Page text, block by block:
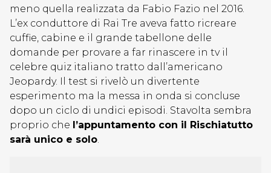
meno quella realizzata da Fabio Fazio nel 2016.
L’ex conduttore di Rai Tre aveva fatto ricreare
cuffie, cabine e il grande tabellone delle
domande per provare a far rinascere in tv il
celebre quiz italiano tratto dall’americano
Jeopardy. Il test si rivelò un divertente
esperimento ma la messa in onda si concluse
dopo un ciclo di undici episodi. Stavolta sembra
proprio che l’appuntamento con il Rischiatutto
sarà unico e solo.